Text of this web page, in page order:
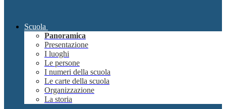
Scuola
Panoramica
Presentazione
I luoghi
Le persone
I numeri della scuola
Le carte della scuola
Organizzazione
La storia